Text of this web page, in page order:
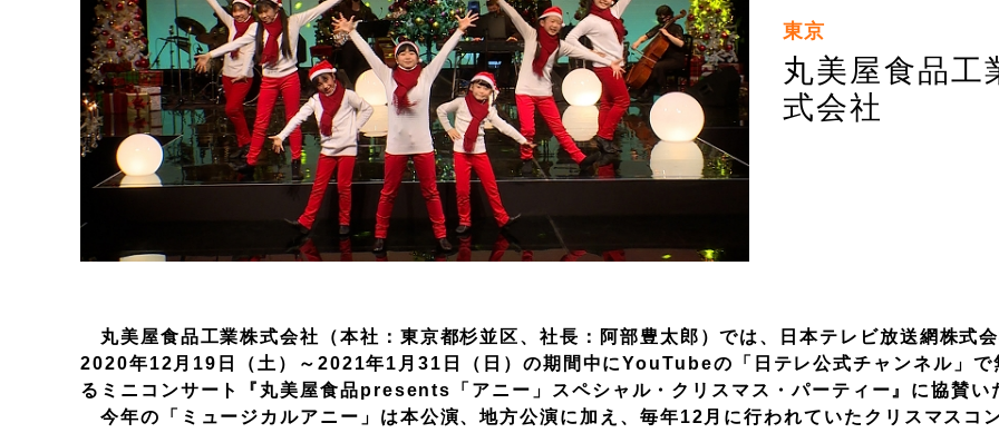
東京
丸美屋食品工
式会社
丸美屋食品工業株式会社（本社：東京都杉並区、社長：阿部豊太郎）では、日本テレビ放送網株式会
2020年12月19日（土）～2021年1月31日（日）の期間中にYouTubeの「日テレ公式チャンネル」で
るミニコンサート『丸美屋食品presents「アニー」スペシャル・クリスマス・パーティー』に協賛い
今年の「ミュージカルアニー」は本公演、地方公演に加え、毎年12月に行われていたクリスマスコ